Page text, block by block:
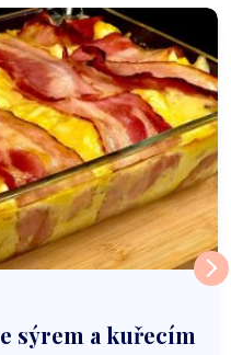
sýrem a kuřecím